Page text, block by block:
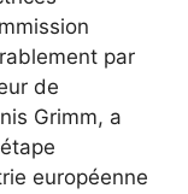
par
de
Grimm, a
européenne